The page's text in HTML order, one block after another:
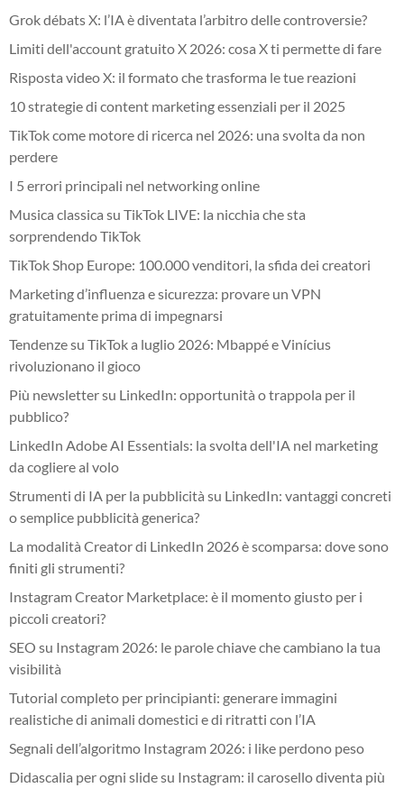
Grok débats X: l’IA è diventata l’arbitro delle controversie?
Limiti dell'account gratuito X 2026: cosa X ti permette di fare
Risposta video X: il formato che trasforma le tue reazioni
10 strategie di content marketing essenziali per il 2025
TikTok come motore di ricerca nel 2026: una svolta da non
perdere
I 5 errori principali nel networking online
Musica classica su TikTok LIVE: la nicchia che sta
sorprendendo TikTok
TikTok Shop Europe: 100.000 venditori, la sfida dei creatori
Marketing d’influenza e sicurezza: provare un VPN
gratuitamente prima di impegnarsi
Tendenze su TikTok a luglio 2026: Mbappé e Vinícius
rivoluzionano il gioco
Più newsletter su LinkedIn: opportunità o trappola per il
pubblico?
LinkedIn Adobe AI Essentials: la svolta dell'IA nel marketing
da cogliere al volo
Strumenti di IA per la pubblicità su LinkedIn: vantaggi concreti
o semplice pubblicità generica?
La modalità Creator di LinkedIn 2026 è scomparsa: dove sono
finiti gli strumenti?
Instagram Creator Marketplace: è il momento giusto per i
piccoli creatori?
SEO su Instagram 2026: le parole chiave che cambiano la tua
visibilità
Tutorial completo per principianti: generare immagini
realistiche di animali domestici e di ritratti con l’IA
Segnali dell’algoritmo Instagram 2026: i like perdono peso
Didascalia per ogni slide su Instagram: il carosello diventa più